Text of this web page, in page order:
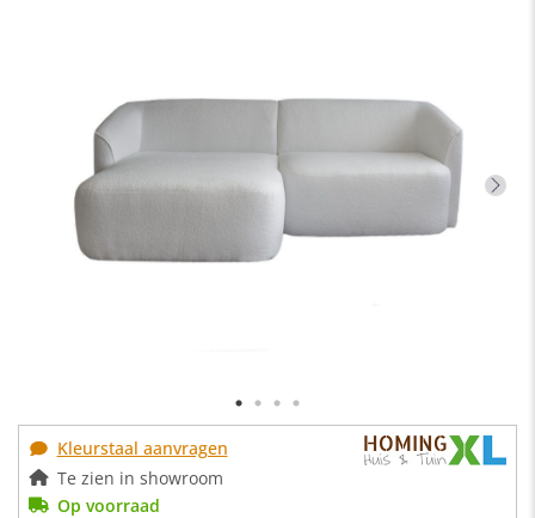
Kleurstaal aanvragen
Te zien in showroom
Op voorraad